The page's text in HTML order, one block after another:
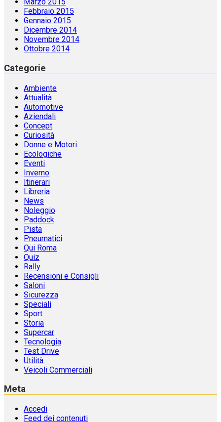
Febbraio 2015
Gennaio 2015
Dicembre 2014
Novembre 2014
Ottobre 2014
Categorie
Ambiente
Attualità
Automotive
Aziendali
Concept
Curiosità
Donne e Motori
Ecologiche
Eventi
Inverno
Itinerari
Libreria
News
Noleggio
Paddock
Pista
Pneumatici
Qui Roma
Quiz
Rally
Recensioni e Consigli
Saloni
Sicurezza
Speciali
Sport
Storia
Supercar
Tecnologia
Test Drive
Utilità
Veicoli Commerciali
Meta
Accedi
Feed dei contenuti